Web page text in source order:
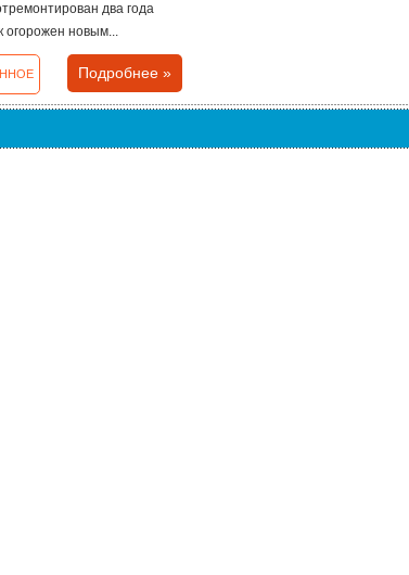
два года
огорожен новым...
Подробнее »